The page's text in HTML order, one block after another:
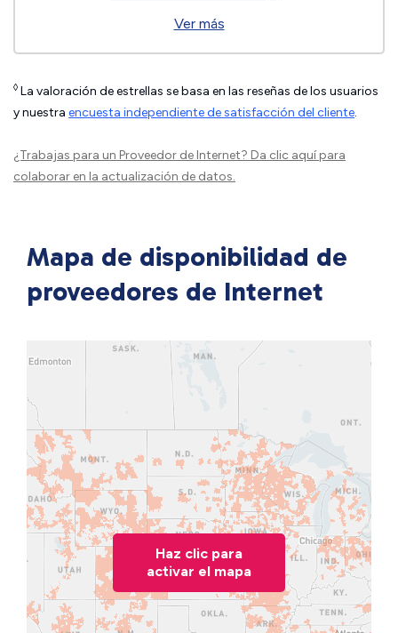
Ver más
◊ La valoración de estrellas se basa en las reseñas de los usuarios
y nuestra encuesta independiente de satisfacción del cliente.
¿Trabajas para un Proveedor de Internet? Da clic aquípara
colaborar en la actualización de datos.
Mapa de disponibilidad de
proveedores de Internet
Haz clic para
activar el mapa